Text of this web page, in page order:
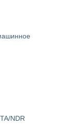
NDR